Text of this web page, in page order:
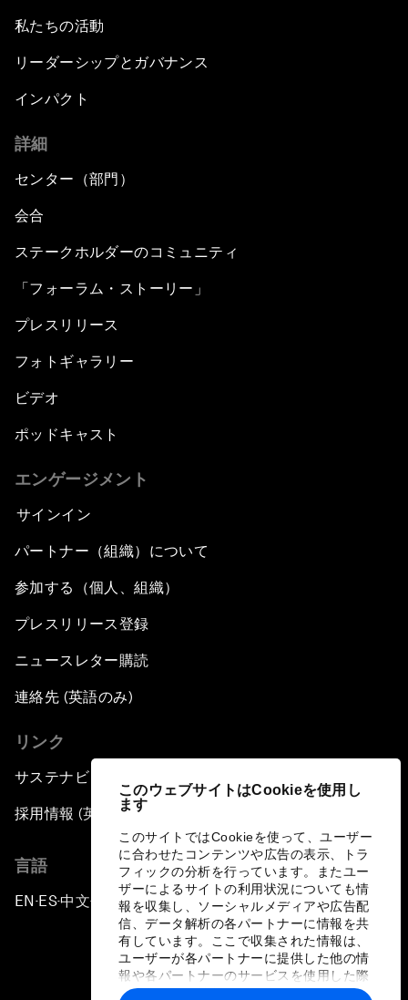
このウェブサイトはCookieを使用し
ます
このサイトではCookieを使って、ユーザー
に合わせたコンテンツや広告の表示、トラ
フィックの分析を行っています。またユー
ザーによるサイトの利用状況についても情
報を収集し、ソーシャルメディアや広告配
信、データ解析の各パートナーに情報を共
有しています。ここで収集された情報は、
ユーザーが各パートナーに提供した他の情
報や各パートナーのサービスを使用した際
に収集された情報と組み合わされ、各パー
私たちの活動
リーダーシップとガバナンス
インパクト
詳細
センター（部門）
会合
ステークホルダーのコミュニティ
「フォーラム・ストーリー」
プレスリリース
フォトギャラリー
ビデオ
ポッドキャスト
エンゲージメント
サインイン
パートナー（組織）について
参加する（個人、組織）
プレスリリース登録
ニュースレター購読
連絡先 (英語のみ)
リンク
サステナビリティへの取り組み
採用情報 (英語のみ)
言語
EN ▪ ES▪中文▪ 日本語